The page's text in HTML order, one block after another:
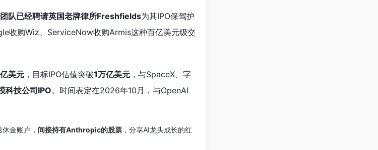
队已经聘请英国老牌律所Freshfields为其IPO保驾护
收购Wiz、ServiceNow收购Armis这种百亿美元级交
美元 ，目标IPO估值突破1万亿美元 ，与SpaceX、字
科技公司IPO。时间表定在2026年10月，与OpenAI
金账户， 间接持有Anthropic的股票 ，分享AI龙头成长的红